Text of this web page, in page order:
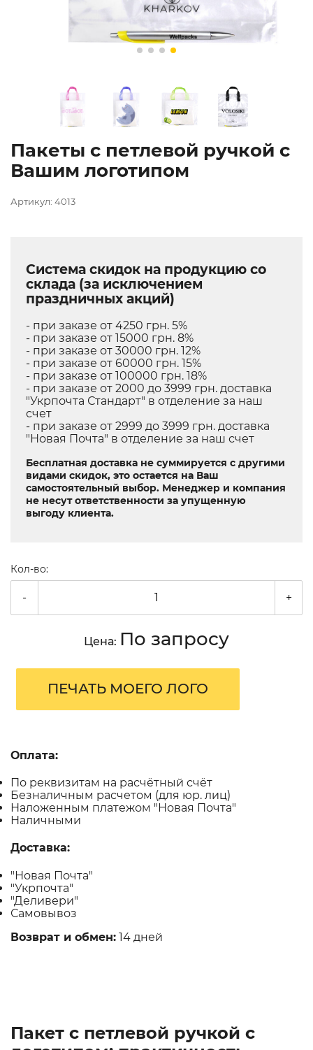
Пакеты с петлевой ручкой с
Вашим логотипом
Артикул: 4013
Система скидок на продукцию со
склада (за исключением
праздничных акций)
- при заказе от 4250 грн. 5%
- при заказе от 15000 грн. 8%
- при заказе от 30000 грн. 12%
- при заказе от 60000 грн. 15%
- при заказе от 100000 грн. 18%
- при заказе от 2000 до 3999 грн. доставка
"Укрпочта Стандарт" в отделение за наш
счет
- при заказе от 2999 до 3999 грн. доставка
"Новая Почта" в отделение за наш счет
Бесплатная доставка не суммируется с другими
видами скидок, это остается на Ваш
самостоятельный выбор. Менеджер и компания
не несут ответственности за упущенную
выгоду клиента.
Кол-во:
- +
Цена: По запросу
ПЕЧАТЬ МОЕГО ЛОГО
Оплата:
По реквизитам на расчётный счёт
Безналичным расчетом (для юр. лиц)
Наложенным платежом "Новая Почта"
Наличными
Доставка:
"Новая Почта"
"Укрпочта"
"Деливери"
Самовывоз
Возврат и обмен: 14 дней
Пакет с петлевой ручкой с